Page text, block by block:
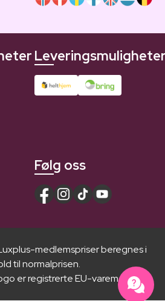
Følg oss
medlemspriser beregnes i
til normalprisen.
er registrerte EU-varemerker ®